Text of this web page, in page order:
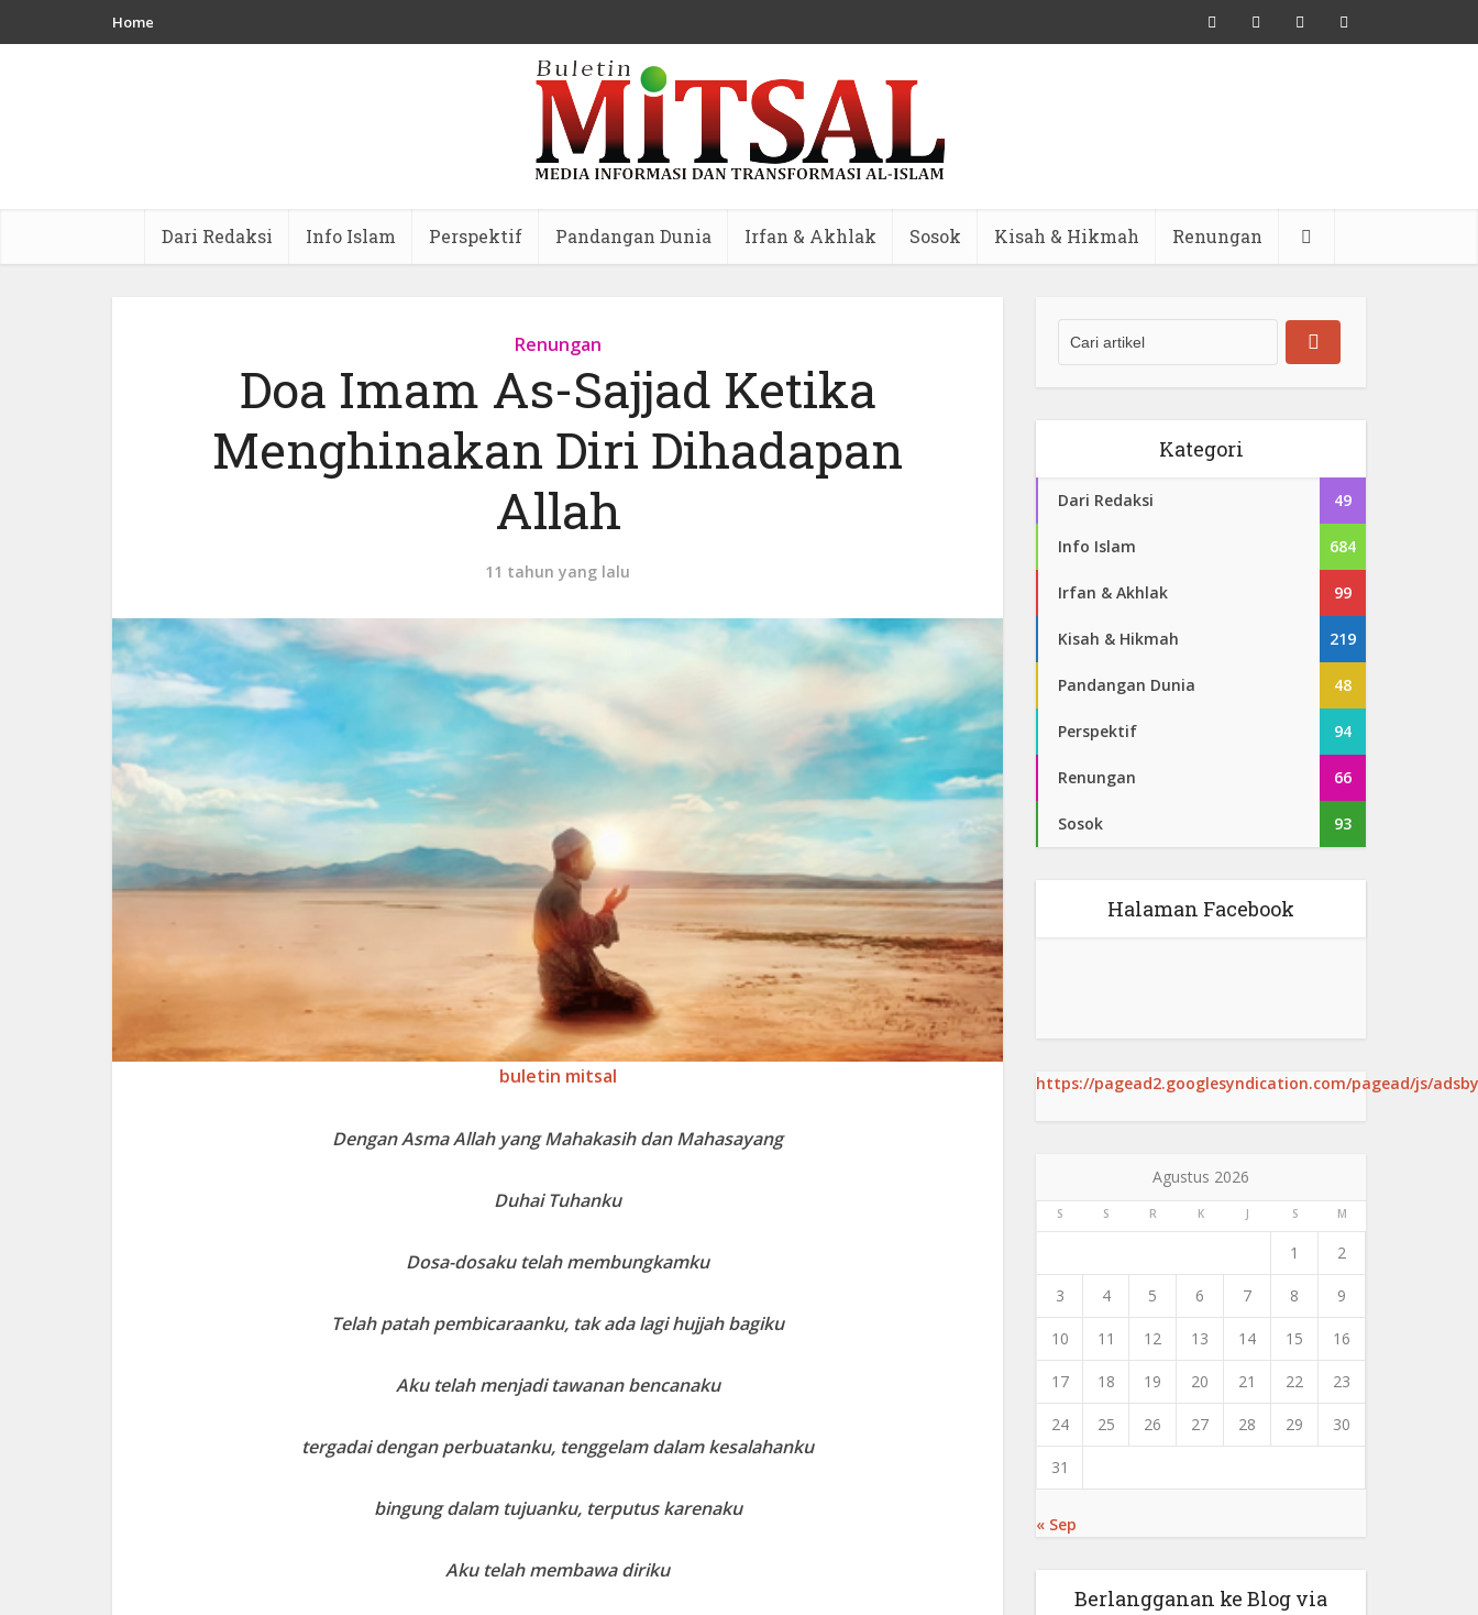
Home
Dari Redaksi Info Islam Perspektif Pandangan Dunia Irfan & Akhlak Sosok Kisah & Hikmah Renungan
Renungan
Doa Imam As-Sajjad Ketika
Menghinakan Diri Dihadapan
Allah
11 tahun yang lalu
buletin mitsal
Dengan Asma Allah yang Mahakasih dan Mahasayang
Duhai Tuhanku
Dosa-dosaku telah membungkamku
Telah patah pembicaraanku, tak ada lagi hujjah bagiku
Aku telah menjadi tawanan bencanaku
tergadai dengan perbuatanku, tenggelam dalam kesalahanku
bingung dalam tujuanku, terputus karenaku
Aku telah membawa diriku
Kategori
Dari Redaksi 49
Info Islam 684
Irfan & Akhlak 99
Kisah & Hikmah 219
Pandangan Dunia 48
Perspektif 94
Renungan 66
Sosok 93
Halaman Facebook
https://pagead2.googlesyndication.com/pagead/js/
Agustus 2026
S S R K J S M
1 2
3 4 5 6 7 8 9
10 11 12 13 14 15 16
17 18 19 20 21 22 23
24 25 26 27 28 29 30
31
« Sep
Berlangganan ke Blog via